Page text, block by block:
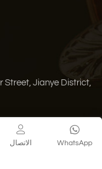
سياسة الخصوصية
WhatsApp الاتصال